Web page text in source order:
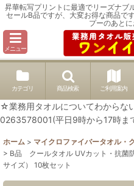
昇華転写プリントに最適でリーズナブ
セールB品ですが、大変お得な商品で
プーのあとに
メニュー
カテゴリ 商品検索 ご利用案内
☆業務用タオルについてわからな
0263578001(平日9時から17時ま
ホーム > マイクロファイバータオル・
> B品 クールタオル UVカット・抗菌
サイズ） 10枚セット